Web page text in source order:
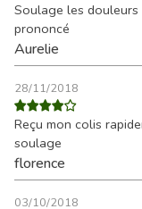
Soulage les
prononcé
Aurelie
28/11/2018
Reçu mon colis
soulage
florence
03/10/2018